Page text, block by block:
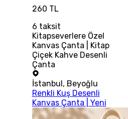
260 TL
6 taksit
Kitapseverlere Özel
Kanvas Çanta | Kitap
Çiçek Kahve Desenli
Çanta
İstanbul, Beyoğlu
Renkli Kuş Desenli
Kanvas Çanta | Yeni